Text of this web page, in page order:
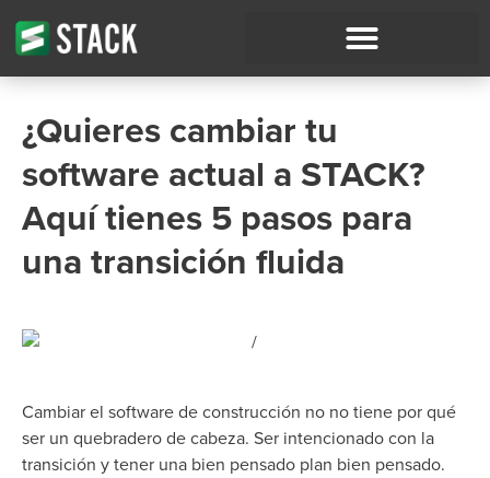
¿Quieres cambiar tu
software actual a STACK?
Aquí tienes 5 pasos para
una transición fluida
Cambiar el software de construcción no no tiene por qué
ser un quebradero de cabeza. Ser intencionado con la
transición y tener una bien pensado plan bien pensado.